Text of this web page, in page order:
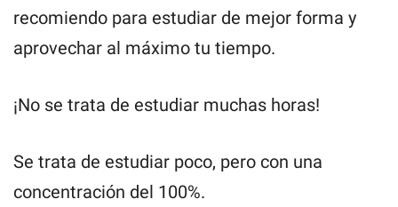
recomiendo para estudiar de mejor forma y
aprovechar al máximo tu tiempo.
¡No se trata de estudiar muchas horas!
Se trata de estudiar poco, pero con una
concentración del 100%.